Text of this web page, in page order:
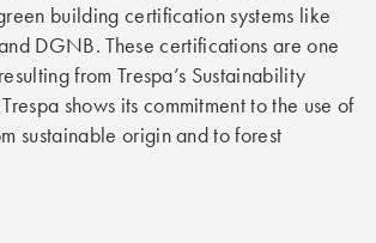
building certification systems like
DGNB. These certifications are one
from Trespa’s Sustainability
shows its commitment to the use of
sustainable origin and to forest